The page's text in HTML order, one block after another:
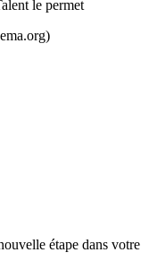
le permet
étape dans votre